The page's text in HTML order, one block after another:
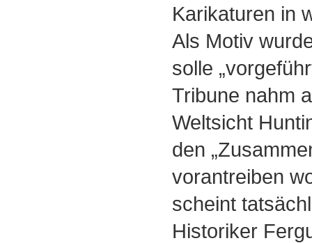
Karikaturen in
Als Motiv
solle
Tribune nahm
Weltsicht
den
vorantreiben
scheint
Historiker